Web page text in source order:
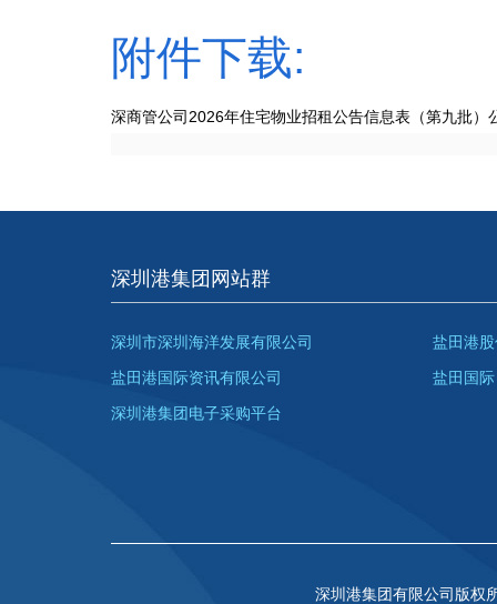
附件下载:
深商管公司2026年住宅物业招租公告信息表（第九批）
深圳港集团网站群
深圳市深圳海洋发展有限公司 盐田港
盐田港国际资讯有限公司 盐田国际
深圳港集团电子采购平台
深圳港集团有限公司版权